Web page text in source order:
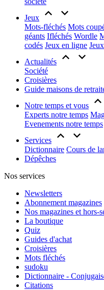
Jeux
Mots-fléchés Mots
géants Ifléchés Wordle
codés Jeux en ligne
Actualités
Société
Croisières
Guide maisons de
Notre temps et vous
Experts notre temps
Evenements notre temps
Services
Dictionnaire Cours de
Dépêches
Nos services
Newsletters
Abonnement magazines
Nos magazines et hors-
La boutique
Quiz
Guides d'achat
Croisières
Mots fléchés
sudoku
Dictionnaire -
Citations